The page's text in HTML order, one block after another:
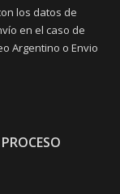
los datos de
en el caso de
Argentino o Envio